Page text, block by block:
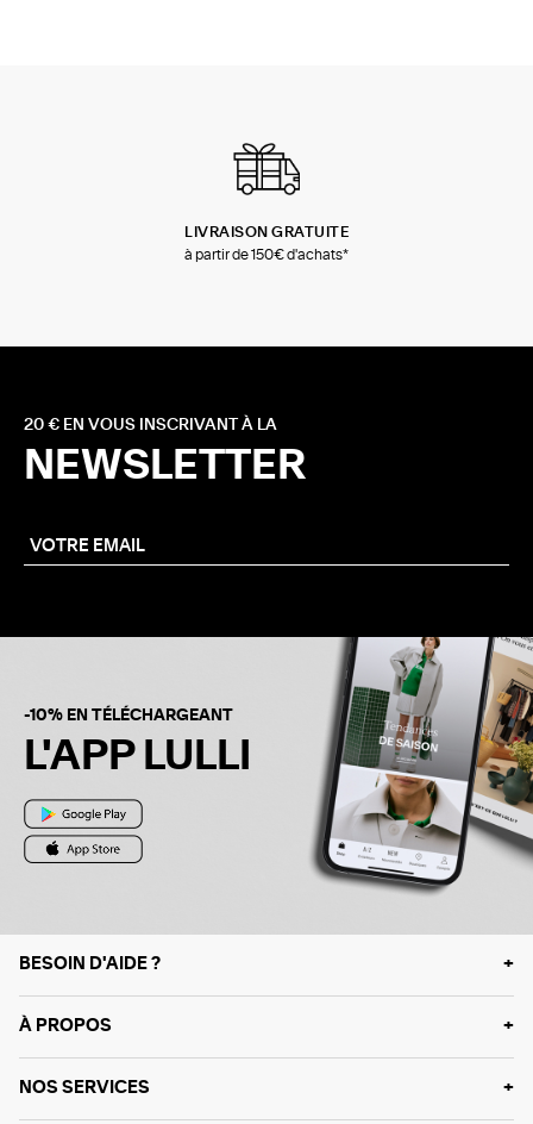
LIVRAISON GRATUITE
à partir de 150€ d'achats*
20 € EN VOUS INSCRIVANT À LA
NEWSLETTER
-10% EN TÉLÉCHARGEANT
L'APP LULLI
BESOIN D'AIDE ?
À PROPOS
NOS SERVICES